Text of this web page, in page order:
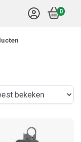
0